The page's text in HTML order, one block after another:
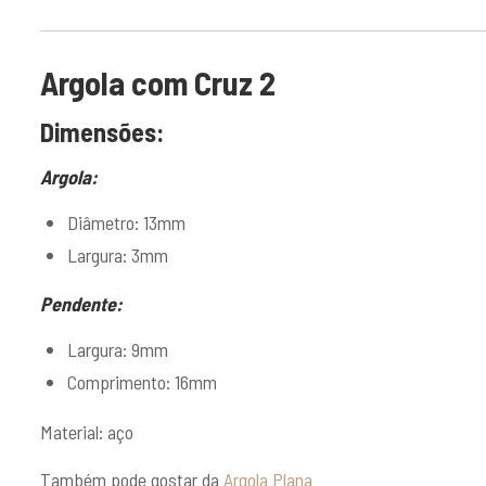
Argola com Cruz 2
Dimensões:
Argola:
Diâmetro: 13mm
Largura: 3mm
Pendente:
Largura: 9mm
Comprimento: 16mm
Material: aço
Também pode gostar da Argola Plana